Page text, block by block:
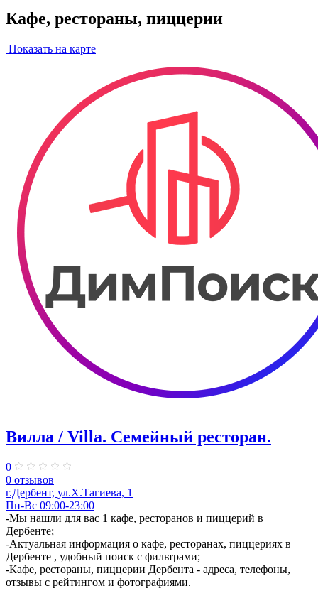
Кафе, рестораны, пиццерии
Показать на карте
Вилла / Villa. Семейный ресторан.
0
0 отзывов
г.Дербент, ул.Х.Тагиева, 1
Пн-Вс 09:00-23:00
-Мы нашли для вас 1 кафе, ресторанов и пиццерий в
Дербенте;
-Актуальная информация о кафе, ресторанах, пиццериях в
Дербенте , удобный поиск с фильтрами;
-Кафе, рестораны, пиццерии Дербента - адреса, телефоны,
отзывы с рейтингом и фотографиями.